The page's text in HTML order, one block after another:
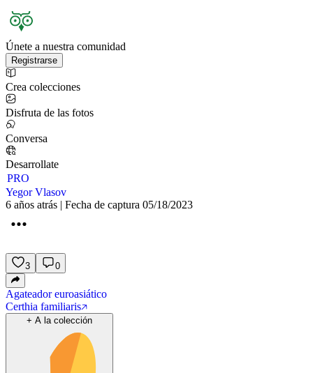
Únete a nuestra comunidad
Registrarse
Crea colecciones
Disfruta de las fotos
Conversa
Desarrollate
PRO
Yegor Vlasov
6 años atrás | Fecha de captura 05/18/2023
3 0
Agateador euroasiático
Certhia familiaris
+ A la colección